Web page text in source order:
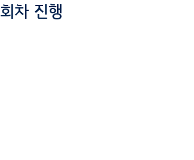
회차 진행